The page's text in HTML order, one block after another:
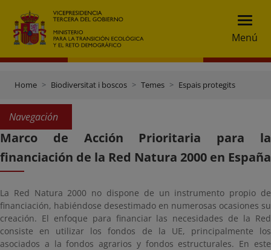
Menú
Home Biodiversitat i boscos Temes Espais protegits
Navegación
Marco de Acción Prioritaria para la
financiación de la Red Natura 2000 en España
La Red Natura 2000 no dispone de un instrumento propio de
financiación, habiéndose desestimado en numerosas ocasiones su
creación. El enfoque para financiar las necesidades de la Red
consiste en utilizar los fondos de la UE, principalmente los
asociados a la fondos agrarios y fondos estructurales. En este